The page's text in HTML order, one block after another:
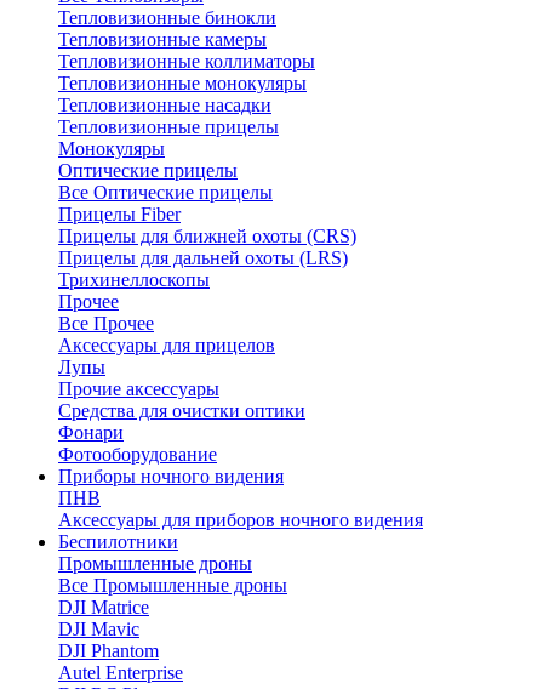
Тепловизионные бинокли
Тепловизионные камеры
Тепловизионные коллиматоры
Тепловизионные монокуляры
Тепловизионные насадки
Тепловизионные прицелы
Монокуляры
Оптические прицелы
Все Оптические прицелы
Прицелы Fiber
Прицелы для ближней охоты (CRS)
Прицелы для дальней охоты (LRS)
Трихинеллоскопы
Прочее
Все Прочее
Аксессуары для прицелов
Лупы
Прочие аксессуары
Средства для очистки оптики
Фонари
Фотооборудование
Приборы ночного видения
ПНВ
Аксессуары для приборов ночного видения
Беспилотники
Промышленные дроны
Все Промышленные дроны
DJI Matrice
DJI Mavic
DJI Phantom
Autel Enterprise